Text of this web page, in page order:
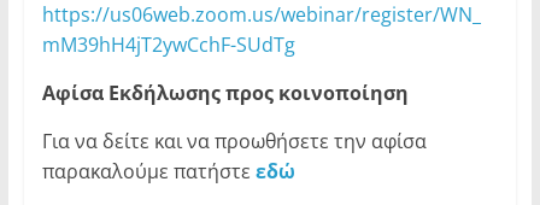
https://us06web.zoom.us/webinar/register/WN_
mM39hH4jT2ywCchF-SUdTg
Αφίσα Εκδήλωσης προς κοινοποίηση
Για να δείτε και να προωθήσετε την αφίσα
παρακαλούμε πατήστε εδώ